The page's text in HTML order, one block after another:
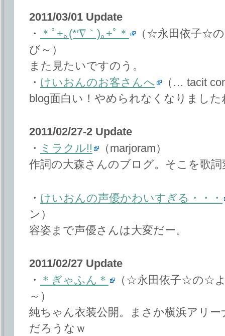
2011/03/01 Update
・ ＊ﾟ+｡(*′∇｀)｡+ﾟ＊
（☆永田依子☆
び～）
また見たいですのう。
・ けいおんのお客さんへ
（… tacit
blog面白い！やめられなくなりまし
2011/02/27-2 Update
・ ミラクル!!
（marjoram）
作詞の大森さんのブログ。そこを歌
・ けいおんの声優かわいすぎる・・・
ン）
容姿まで声優さんは大変だー。
2011/02/27 Update
・ ＊ぎゃふん＊
（☆永田依子☆の☆
～）
純ちゃん衣装公開。まさか横浜アリ
だろうなｗ